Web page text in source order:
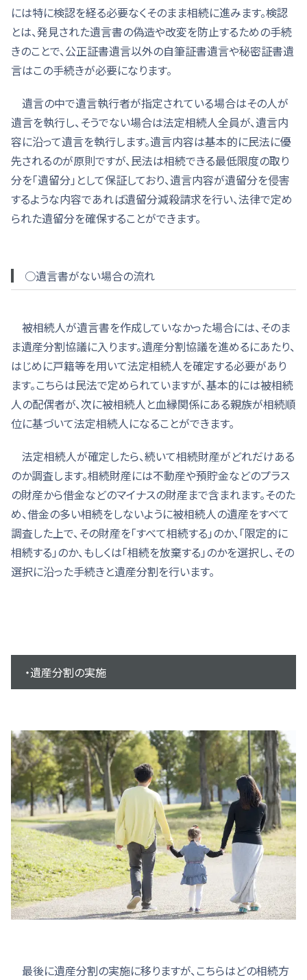
には特に検認を経る必要なくそのまま相続に進みます。検認
とは、発見された遺言書の偽造や改変を防止するための手続
きのことで、公正証書遺言以外の自筆証書遺言や秘密証書遺
言はこの手続きが必要になります。
遺言の中で遺言執行者が指定されている場合はその人が
遺言を執行し、そうでない場合は法定相続人全員が、遺言内
容に沿って遺言を執行します。遺言内容は基本的に民法に優
先されるのが原則ですが、民法は相続できる最低限度の取り
分を「遺留分」として保証しており、遺言内容が遺留分を侵害
するような内容であれば遺留分減殺請求を行い、法律で定め
られた遺留分を確保することができます。
○遺言書がない場合の流れ
被相続人が遺言書を作成していなかった場合には、そのま
ま遺産分割協議に入ります。遺産分割協議を進めるにあたり、
はじめに戸籍等を用いて法定相続人を確定する必要があり
ます。こちらは民法で定められていますが、基本的には被相続
人の配偶者が、次に被相続人と血縁関係にある親族が相続順
位に基づいて法定相続人になることができます。
法定相続人が確定したら、続いて相続財産がどれだけある
のか調査します。相続財産には不動産や預貯金などのプラス
の財産から借金などのマイナスの財産まで含まれます。そのた
め、借金の多い相続をしないように被相続人の遺産をすべて
調査した上で、その財産を「すべて相続する」のか、「限定的に
相続する」のか、もしくは「相続を放棄する」のかを選択し、その
選択に沿った手続きと遺産分割を行います。
・遺産分割の実施
最後に遺産分割の実施に移りますが、こちらはどの相続方